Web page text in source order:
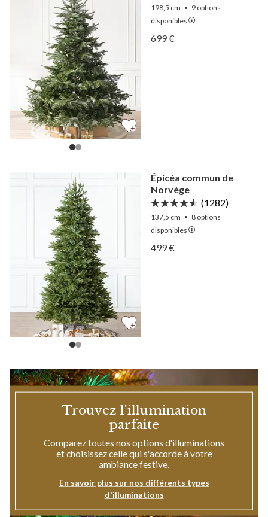
198,5 cm • 9 options
disponibles
Afficher Sapin commun —
Afficher Sapin commun —
699 €
Épicéa commun de
Norvège
(1282)
137,5 cm • 8 options
disponibles
Afficher Épicéa commun
Afficher Épicéa commun
499 €
Trouvez l'illumination
parfaite
Comparez toutes nos options d'illuminations
et choisissez celle qui s'accorde à votre
ambiance festive.
En savoir plus sur nos différents types
d'illuminations